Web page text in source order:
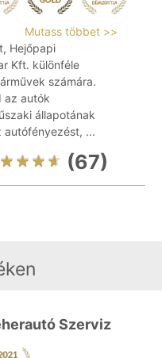
Mutass többet >>
Hejőpapi
Kft. különféle
számára.
az autók
állapotának
autófényezést, ...
(67)
Szerviz